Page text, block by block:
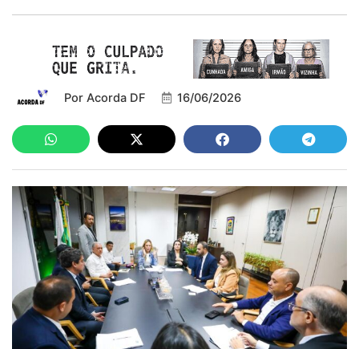
Por Acorda DF 16/06/2026